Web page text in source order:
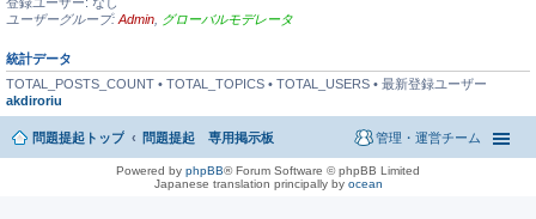
ユーザーグループ: Admin グローバルモデレータ
統計データ
TOTAL_POSTS_COUNT • TOTAL_TOPICS • TOTAL_USERS • 最新登録ユーザー
akdiroriu
問題提起トップ 問題提起 専用掲示板 管理・運営チーム
Powered by phpBB® Forum Software © phpBB Limited
Japanese translation principally by ocean